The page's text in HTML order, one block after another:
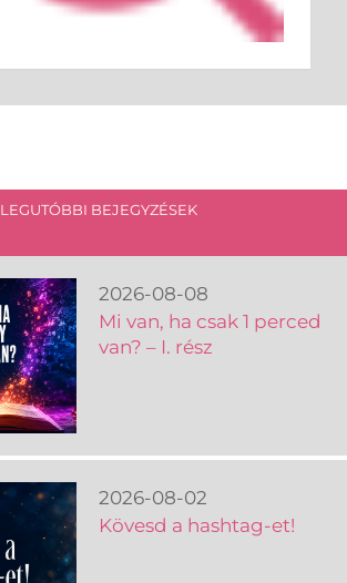
LEGUTÓBBI BEJEGYZÉSEK
2026-08-08
Mi van, ha csak 1 perced
van? – I. rész
2026-08-02
Kövesd a hashtag-et!